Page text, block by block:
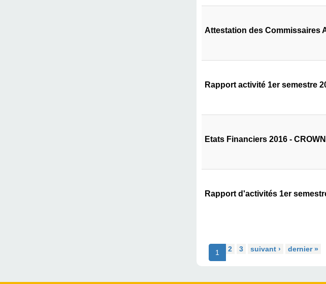
Attestation des Commissaires
Rapport activité 1er semestre
Etats Financiers 2016 -
Rapport d'activités 1er
1 2 3 suivant › dernier »